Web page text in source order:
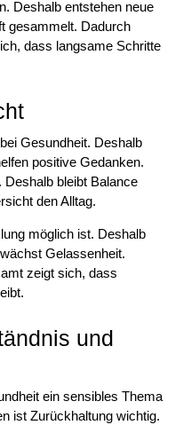
Deshalb entstehen neue
gesammelt. Dadurch
dass langsame Schritte
Gesundheit. Deshalb
positive Gedanken.
bleibt Balance
den Alltag.
möglich ist. Deshalb
Gelassenheit.
zeigt sich, dass
und
ein sensibles Thema
ist Zurückhaltung wichtig.